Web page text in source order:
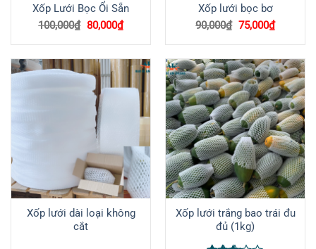
Xốp Lưới Bọc Ổi Sẵn
100,000₫ Giá
là:
100,000₫.
80,000₫Giá
hiện
tại
là:
80,000₫.
Xốp lưới bọc bơ
90,000₫ Giá
là:
90,000₫.
75,000₫Giá
hiện
tại
là:
75,000₫.
Xốp lưới dài loại không
cắt
Xốp lưới trắng bao trái đu
đủ (1kg)